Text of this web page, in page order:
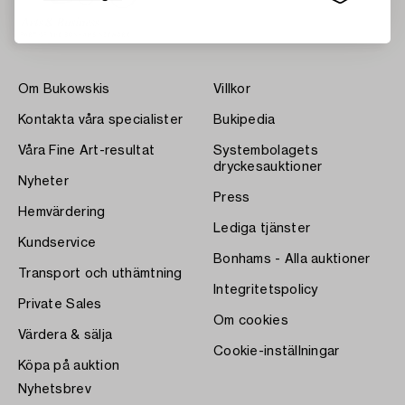
Om Bukowskis
Kontakta våra specialister
Våra Fine Art-resultat
Nyheter
Hemvärdering
Kundservice
Transport och uthämtning
Private Sales
Värdera & sälja
Köpa på auktion
Villkor
Bukipedia
Systembolagets
dryckesauktioner
Press
Lediga tjänster
Bonhams - Alla auktioner
Integritetspolicy
Om cookies
Cookie-inställningar
Nyhetsbrev